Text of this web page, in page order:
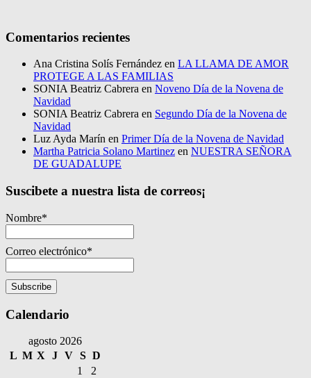
Comentarios recientes
Ana Cristina Solís Fernández en LA LLAMA DE AMOR
PROTEGE A LAS FAMILIAS
SONIA Beatriz Cabrera en Noveno Día de la Novena de
Navidad
SONIA Beatriz Cabrera en Segundo Día de la Novena de
Navidad
Luz Ayda Marín en Primer Día de la Novena de Navidad
Martha Patricia Solano Martinez en NUESTRA SEÑORA
DE GUADALUPE
Suscibete a nuestra lista de correos¡
Nombre*
Correo electrónico*
Calendario
agosto 2026
L M X J V S D
1
2